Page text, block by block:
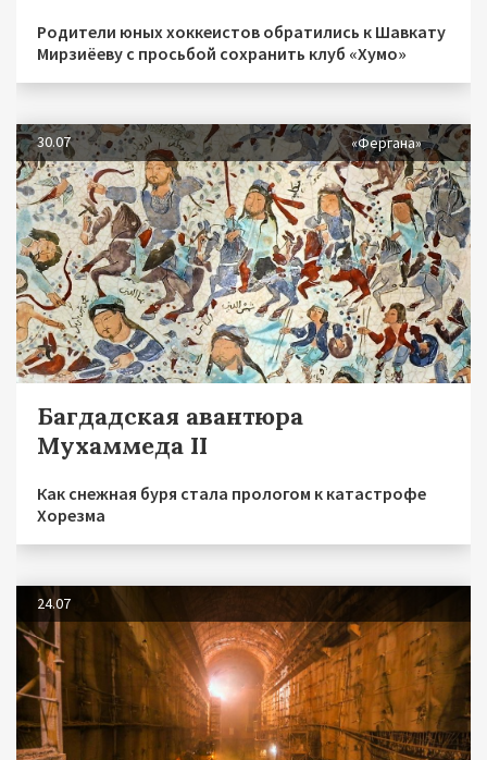
Родители юных хоккеистов обратились к Шавкату
Мирзиёеву с просьбой сохранить клуб «Хумо»
30.07 «Фергана»
Багдадская авантюра
Мухаммеда II
Как снежная буря стала прологом к катастрофе
Хорезма
24.07